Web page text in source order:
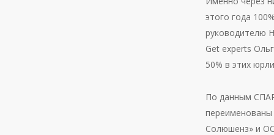
этого года
руководителю
Get experts
50% в этих
По данным
Солюшенз» и